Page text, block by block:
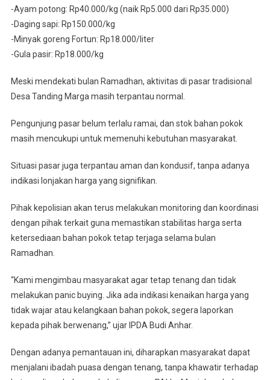
-Ayam potong: Rp40.000/kg (naik Rp5.000 dari Rp35.000)
-Daging sapi: Rp150.000/kg
-Minyak goreng Fortun: Rp18.000/liter
-Gula pasir: Rp18.000/kg
Meski mendekati bulan Ramadhan, aktivitas di pasar tradisional
Desa Tanding Marga masih terpantau normal.
Pengunjung pasar belum terlalu ramai, dan stok bahan pokok
masih mencukupi untuk memenuhi kebutuhan masyarakat.
Situasi pasar juga terpantau aman dan kondusif, tanpa adanya
indikasi lonjakan harga yang signifikan.
Pihak kepolisian akan terus melakukan monitoring dan koordinasi
dengan pihak terkait guna memastikan stabilitas harga serta
ketersediaan bahan pokok tetap terjaga selama bulan
Ramadhan.
“Kami mengimbau masyarakat agar tetap tenang dan tidak
melakukan panic buying. Jika ada indikasi kenaikan harga yang
tidak wajar atau kelangkaan bahan pokok, segera laporkan
kepada pihak berwenang,” ujar IPDA Budi Anhar.
Dengan adanya pemantauan ini, diharapkan masyarakat dapat
menjalani ibadah puasa dengan tenang, tanpa khawatir terhadap